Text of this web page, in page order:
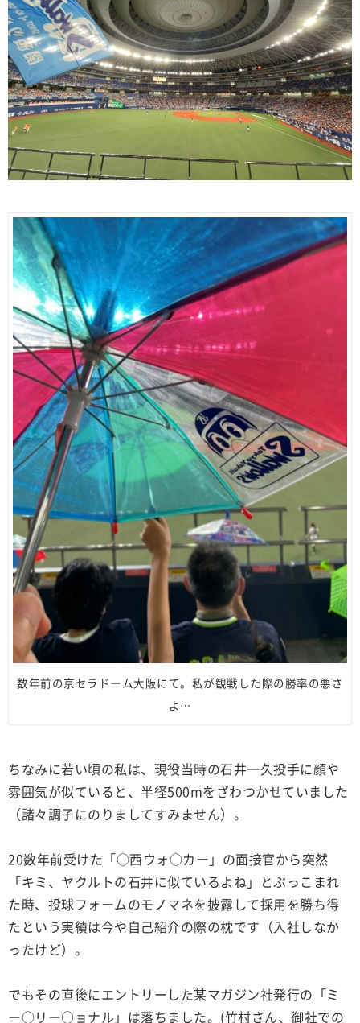
数年前の京セラドーム大阪にて。私が観戦した際の勝率の悪さ
よ…
ちなみに若い頃の私は、現役当時の石井一久投手に顔や
雰囲気が似ていると、半径500mをざわつかせていました
（諸々調子にのりましてすみません）。
20数年前受けた「○西ウォ○カー」の面接官から突然
「キミ、ヤクルトの石井に似ているよね」とぶっこまれ
た時、投球フォームのモノマネを披露して採用を勝ち得
たという実績は今や自己紹介の際の枕です（入社しなか
ったけど）。
でもその直後にエントリーした某マガジン社発行の「ミ
ー○リー○ョナル」は落ちました。(竹村さん、御社での